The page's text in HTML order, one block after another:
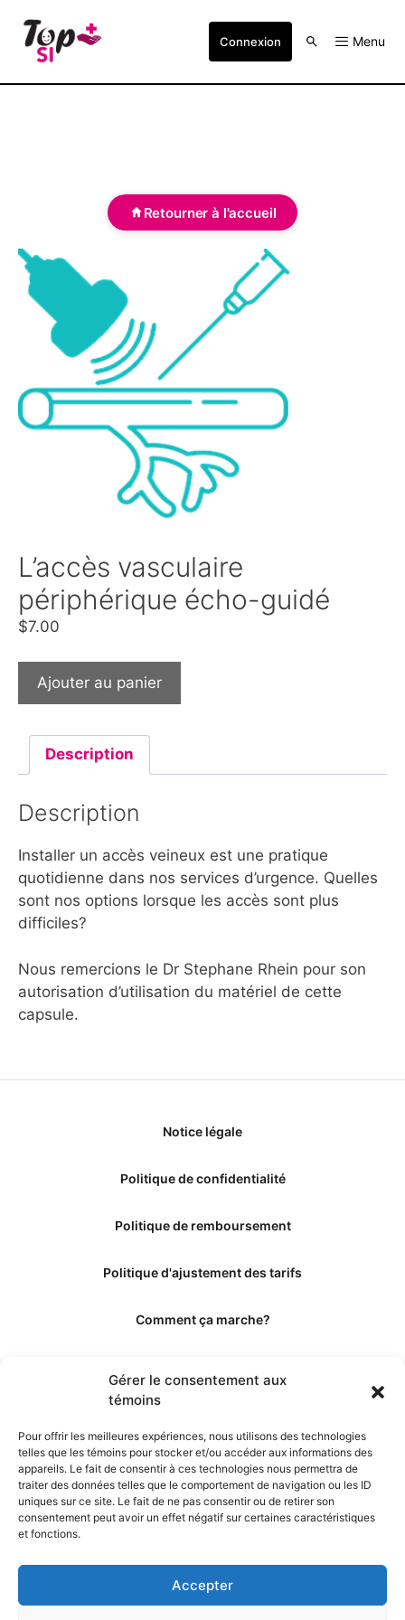
Gérer le consentement aux
témoins
Pour offrir les meilleures expériences, nous utilisons des technologies
telles que les témoins pour stocker et/ou accéder aux informations des
appareils. Le fait de consentir à ces technologies nous permettra de
traiter des données telles que le comportement de navigation ou les ID
uniques sur ce site. Le fait de ne pas consentir ou de retirer son
consentement peut avoir un effet négatif sur certaines caractéristiques
et fonctions.
Accepter
Connexion Menu
Retourner à l'accueil
L’accès vasculaire
périphérique écho-guidé
$7.00
Ajouter au panier
Description
Description
Installer un accès veineux est une pratique
quotidienne dans nos services d’urgence. Quelles
sont nos options lorsque les accès sont plus
difficiles?
Nous remercions le Dr Stephane Rhein pour son
autorisation d’utilisation du matériel de cette
capsule.
Notice légale
Politique de confidentialité
Politique de remboursement
Politique d'ajustement des tarifs
Comment ça marche?
Les éditeurs
Les experts et collaborateurs